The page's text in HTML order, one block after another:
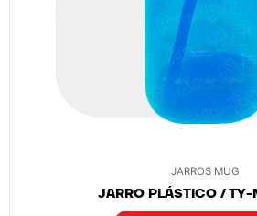
JARROS MUG
JARRO PLÁSTICO /